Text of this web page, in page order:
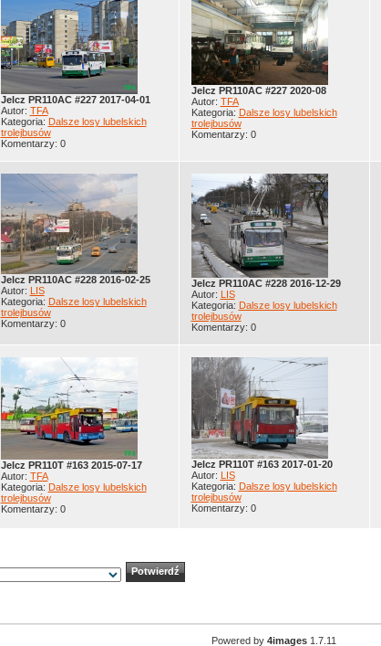
Jelcz PR110AC #227 2017-04-01
Autor: TFA
Kategoria: Dalsze losy lubelskich
trolejbusów
Komentarzy: 0
Jelcz PR110AC #227 2020-08
Autor: TFA
Kategoria: Dalsze losy lubelskich
trolejbusów
Komentarzy: 0
Jelcz PR110AC #228 2016-02-25
Autor: LIS
Kategoria: Dalsze losy lubelskich
trolejbusów
Komentarzy: 0
Jelcz PR110AC #228 2016-12-29
Autor: LIS
Kategoria: Dalsze losy lubelskich
trolejbusów
Komentarzy: 0
Jelcz PR110T #163 2015-07-17
Autor: TFA
Kategoria: Dalsze losy lubelskich
trolejbusów
Komentarzy: 0
Jelcz PR110T #163 2017-01-20
Autor: LIS
Kategoria: Dalsze losy lubelskich
trolejbusów
Komentarzy: 0
Powered by 4images1.7.11